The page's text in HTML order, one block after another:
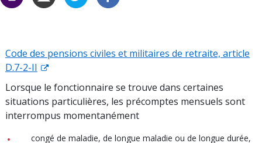
Code des pensions civiles et militaires de retraite, article
D.7-2-II
Lorsque le fonctionnaire se trouve dans certaines
situations particulières, les précomptes mensuels sont
interrompus momentanément
congé de maladie, de longue maladie ou de longue durée,